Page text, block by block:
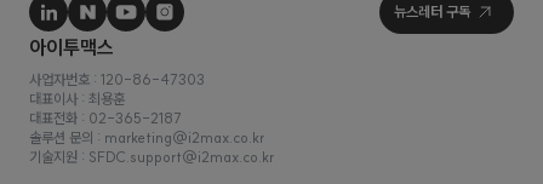
사업자번호 : 120-86-47303
대표이사 : 최용훈
솔루션 문의 : marketing@i2max.co.kr
기술지원 : SFDC.support@i2max.co.kr
대표전화 : 02-365-2187